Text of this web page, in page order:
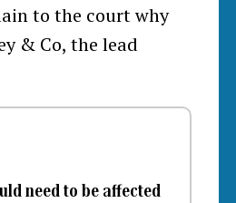
to the court why
& Co, the lead
need to be affected